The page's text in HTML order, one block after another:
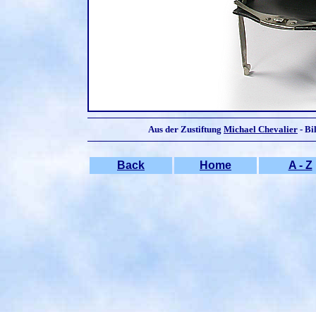
Aus der Zustiftung Michael Chevalier -
Back Home A - Z